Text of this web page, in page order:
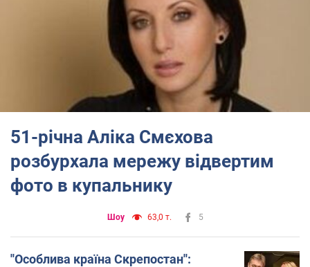
51-річна Аліка Смєхова
розбурхала мережу відвертим
фото в купальнику
Шоу 63,0 т. 5
''Особлива країна Скрепостан'':